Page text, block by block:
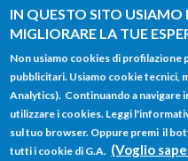
IN QUESTO SITO USIAMO
MIGLIORARE LA TUE
Non usiamo cookies di profilazione
pubblicitari. Usiamo cookie tecnici,
Analytics). Continuando a navigare
utilizzare i cookies. Leggi
sul tuo browser. Oppure premi il
tutti i cookie di G.A. (Voglio
Salta al contenuto principale
FORM
Main menu